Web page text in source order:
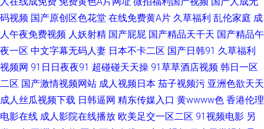
韩熟妇专区 人妻国产一卡二卡三卡 国产麻豆加勒 伊人大香蕉99 91新片 国产
人妻网站 无码微视频 91论坛视频 福利一区二区导航在线 青娱乐操碰 91换妻
成人是频线观 男人天堂亚洲手机版 性爱网男人的天堂 老湿机69副利区 先锋
码视频 国产原创区色花堂 在线免费黄A片 久草福利 乱伦家庭 成
人午夜免费视频 人妖射精 国产屁屁 国产精品天干天 国产精品午
夜一区 中文字幕无码人妻 日本不卡二区 国产日韩91 久草福利
视频网 91日日夜夜91 超碰碰天天操 91草草酒店视频 韩日一区
二区 国产激情视频网站 成人视频日本 茄子视频污 亚洲色欲天天
成人丝瓜视频下载 日韩逼网 精东传媒入口 黄wwww色 香港伦理
电影在线 成人影院在线播放 欧美足交一区二区 91视频电影 另